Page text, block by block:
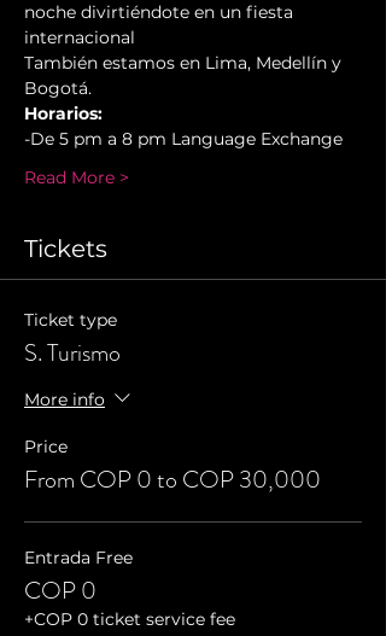
noche divirtiéndote en un fiesta
internacional
También estamos en Lima, Medellín y
Bogotá.
Horarios:
-De 5 pm a 8 pm Language Exchange
Read More >
Tickets
Ticket type
S. Turismo
More info
Price
From COP 0 to COP 30,000
Entrada Free
COP 0
+COP 0 ticket service fee